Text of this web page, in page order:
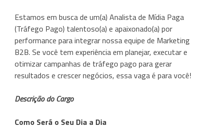
Estamos em busca de um(a) Analista de Mídia Paga
(Tráfego Pago) talentoso(a) e apaixonado(a) por
performance para integrar nossa equipe de Marketing
B2B. Se você tem experiência em planejar, executar e
otimizar campanhas de tráfego pago para gerar
resultados e crescer negócios, essa vaga é para você!
Descrição do Cargo
Como Será o Seu Dia a Dia